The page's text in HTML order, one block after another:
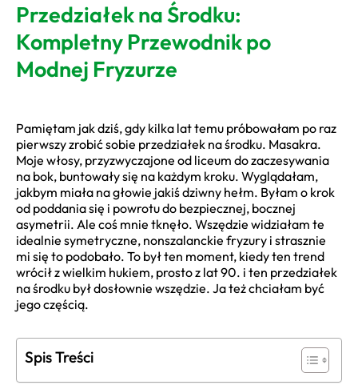
Przedziałek na Środku:
Kompletny Przewodnik po
Modnej Fryzurze
Pamiętam jak dziś, gdy kilka lat temu próbowałam po raz
pierwszy zrobić sobie przedziałek na środku. Masakra.
Moje włosy, przyzwyczajone od liceum do zaczesywania
na bok, buntowały się na każdym kroku. Wyglądałam,
jakbym miała na głowie jakiś dziwny hełm. Byłam o krok
od poddania się i powrotu do bezpiecznej, bocznej
asymetrii. Ale coś mnie tknęło. Wszędzie widziałam te
idealnie symetryczne, nonszalanckie fryzury i strasznie
mi się to podobało. To był ten moment, kiedy ten trend
wrócił z wielkim hukiem, prosto z lat 90. i ten przedziałek
na środku był dosłownie wszędzie. Ja też chciałam być
jego częścią.
Spis Treści